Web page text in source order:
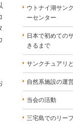
ウトナイ湖サン
ーセンター
日本で初めての
きるまで
サンクチュアリ
自然系施設の運
当会の活動
三宅島でのリー